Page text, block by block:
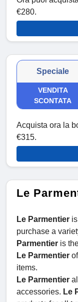
€280.
Speciale
VENDITA
SCONTATA
Acquista ora la
€315.
Le
Le Parmentier
purchase a
Parmentier is
Le Parmentier
items.
Le Parmentier
accessories. Le